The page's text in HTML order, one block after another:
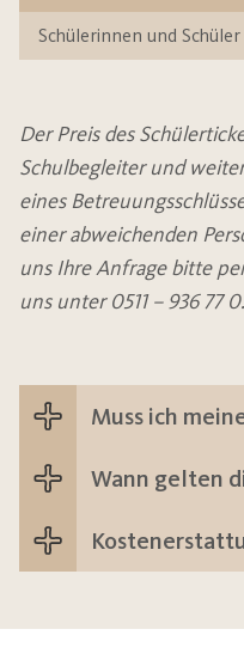
Schülerinnen und Schüler
Der Preis des
Schulbegleiter und
eines
einer abweichenden
uns Ihre Anfrage bitte
uns unter 0511 – 936 77 0.
Muss ich
Nicht als Partner
Service-Point.
Wann gelten
Schultickets sind
Schulferien, an